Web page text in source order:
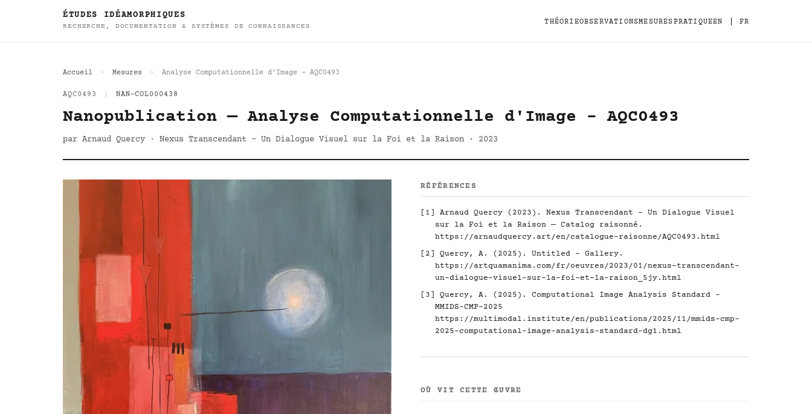
ÉTUDES IDÉAMORPHIQUES
RECHERCHE, DOCUMENTATION & SYSTÈMES DE CONNAISSANCES
THÉORIEOBSERVATIONSMESURESPRATIQUEEN FR
Accueil Mesures Analyse Computationnelle d'Image - AQC0493
AQC0493 NAN-COL000438
Nanopublication — Analyse Computationnelle d'Image - AQC0493
par Arnaud Quercy · Nexus Transcendant - Un Dialogue Visuel sur la Foi et la Raison · 2023
RÉFÉRENCES
[1] Arnaud Quercy (2023). Nexus Transcendant - Un Dialogue Visuel
sur la Foi et la Raison — Catalog raisonné.
https://arnaudquercy.art/en/catalogue-raisonne/AQC0493.html
[2] Quercy, A. (2025). Untitled - Gallery.
https://artquamanima.com/fr/oeuvres/2023/01/nexus-transcendant-
un-dialogue-visuel-sur-la-foi-et-la-raison_5jy.html
[3] Quercy, A. (2025). Computational Image Analysis Standard -
MMIDS-CMP-2025
https://multimodal.institute/en/publications/2025/11/mmids-cmp-
2025-computational-image-analysis-standard-dg1.html
OÙ VIT CETTE ŒUVRE